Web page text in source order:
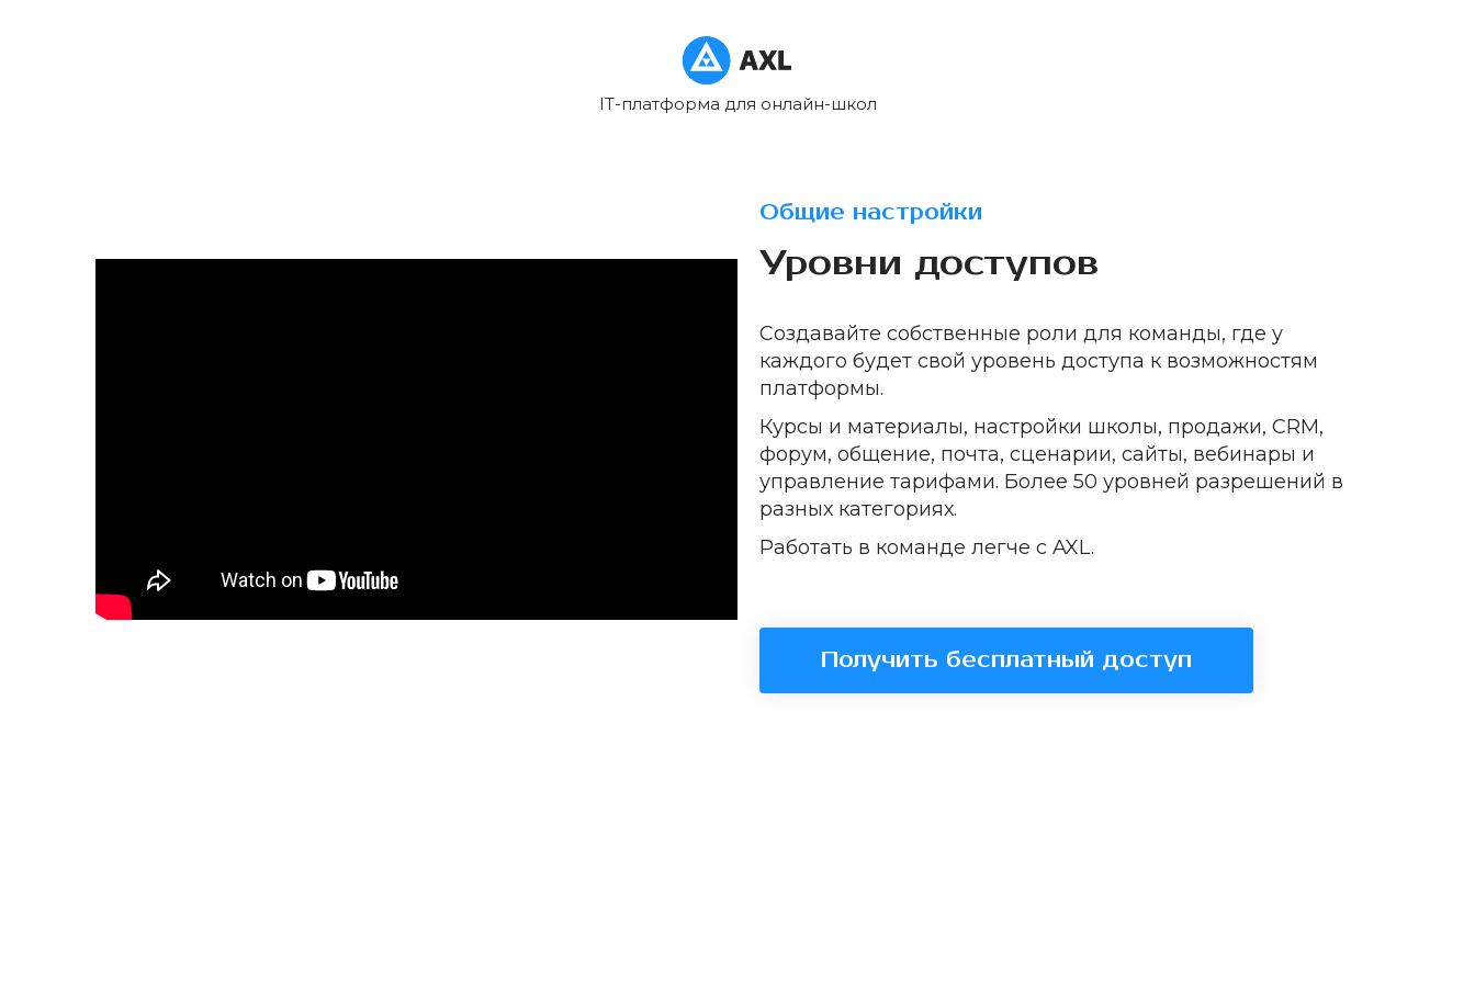
IT-платформа для онлайн-школ
Общие настройки
Уровни доступов
Создавайте собственные роли для команды, где у
каждого будет свой уровень доступа к возможностям
платформы.
Курсы и материалы, настройки школы, продажи, CRM,
форум, общение, почта, сценарии, сайты, вебинары и
управление тарифами. Более 50 уровней разрешений в
разных категориях.
Работать в команде легче с AXL.
Получить бесплатный доступ